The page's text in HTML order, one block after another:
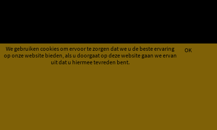
We gebruiken cookies om ervoor te zorgen dat we u de beste ervaring
op onze website bieden, als u doorgaat op deze website gaan we ervan
uit dat u hiermee tevreden bent.
OK